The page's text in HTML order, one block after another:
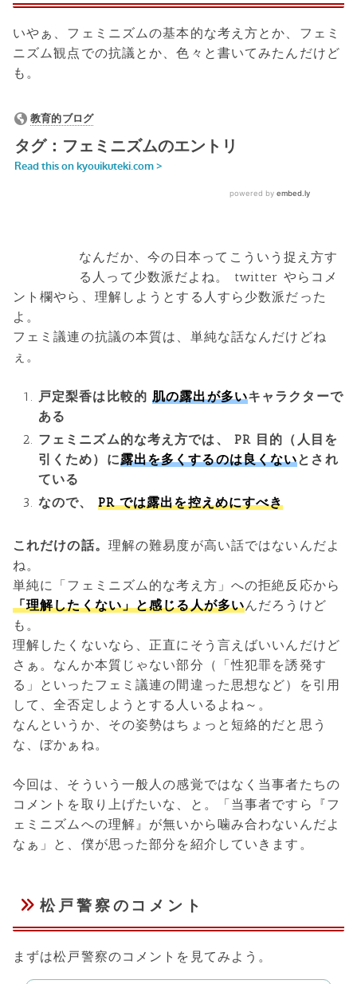
いやぁ、フェミニズムの基本的な考え方とか、フェミ
ニズム観点での抗議とか、色々と書いてみたんだけど
も。
なんだか、今の日本ってこういう捉え方す
る人って少数派だよね。 twitter やらコメ
ント欄やら、理解しようとする人すら少数派だった
よ。
フェミ議連の抗議の本質は、単純な話なんだけどね
ぇ。
戸定梨香は比較的肌の露出が多いキャラクターで
ある
フェミニズム的な考え方では、 PR 目的（人目を
引くため）に露出を多くするのは良くないとされ
ている
なので、 PR では露出を控えめにすべき
これだけの話。 理解の難易度が高い話ではないんだよ
ね。
単純に「フェミニズム的な考え方」への拒絶反応から
「理解したくない」と感じる人が多いんだろうけど
も。
理解したくないなら、正直にそう言えばいいんだけど
さぁ。なんか本質じゃない部分（「性犯罪を誘発す
る」といったフェミ議連の間違った思想など）を引用
して、全否定しようとする人いるよね～。
なんというか、その姿勢はちょっと短絡的だと思う
な、ぼかぁね。
今回は、そういう一般人の感覚ではなく当事者たちの
コメントを取り上げたいな、と。「当事者ですら『フ
ェミニズムへの理解』が無いから噛み合わないんだよ
なぁ」と、僕が思った部分を紹介していきます。
松戸警察のコメント
まずは松戸警察のコメントを見てみよう。